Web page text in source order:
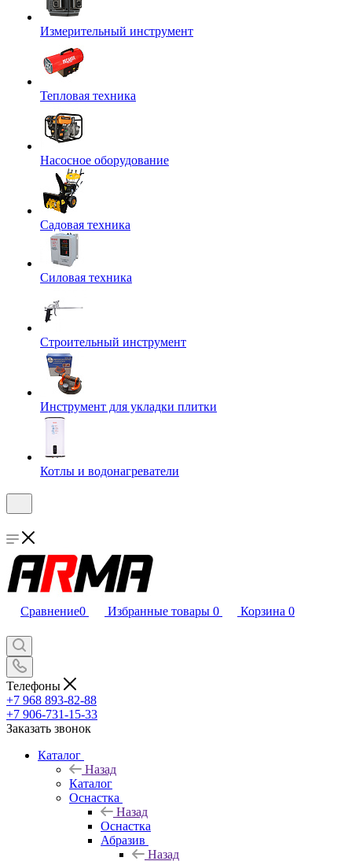
Измерительный инструмент
Тепловая техника
Насосное оборудование
Садовая техника
Силовая техника
Строительный инструмент
Инструмент для укладки плитки
Котлы и водонагреватели
Сравнение0 Избранные товары 0 Корзина 0
Телефоны
+7 968 893-82-88
+7 906-731-15-33
Заказать звонок
Каталог
Назад
Каталог
Оснастка
Назад
Оснастка
Абразив
Назад